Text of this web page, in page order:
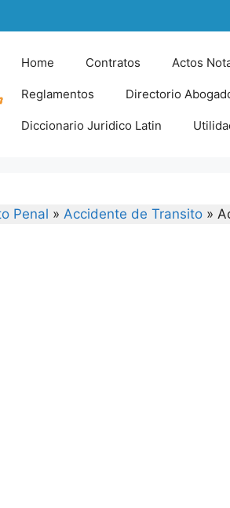
Home Contratos Actos
Reglamentos Directorio
Diccionario Juridico Latin
Penal » Accidente de Transito »